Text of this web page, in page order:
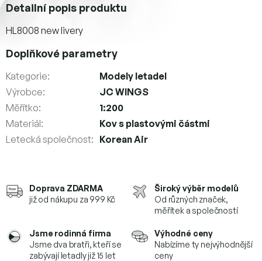
Doprava ZDARMA
již od nákupu za 999 Kč
Široký výběr modelů
Od různých značek,
měřítek a společností
Jsme rodinná firma
Jsme dva bratři, kteří se
zabývají letadly již 15 let
Výhodné ceny
Nabízíme ty nejvýhodnější
ceny
Detailní popis produktu
HL8008 new livery
Doplňkové parametry
Kategorie:
Modely letadel
Výrobce:
JC WINGS
Měřítko:
1:200
Materiál:
Kov s plastovými částmi
Letecká společnost: Korean Air